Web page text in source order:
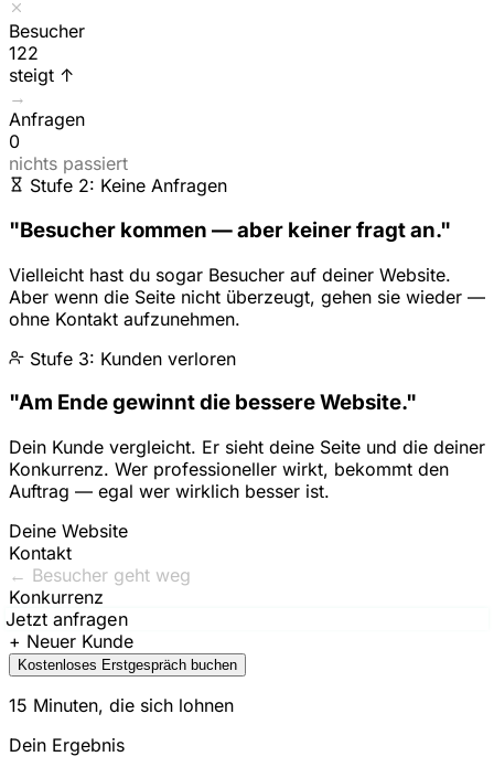
Besucher
156
steigt ↑
→
Anfragen
0
nichts passiert
Stufe 2: Keine Anfragen
"Besucher kommen — aber keiner fragt an."
Vielleicht hast du sogar Besucher auf deiner Website.
Aber wenn die Seite nicht überzeugt, gehen sie wieder —
ohne Kontakt aufzunehmen.
Stufe 3: Kunden verloren
"Am Ende gewinnt die bessere Website."
Dein Kunde vergleicht. Er sieht deine Seite und die deiner
Konkurrenz. Wer professioneller wirkt, bekommt den
Auftrag — egal wer wirklich besser ist.
Deine Website
Kontakt
← Besucher geht weg
Konkurrenz
Jetzt anfragen
Kostenloses Erstgespräch buchen
15 Minuten, die sich lohnen
Dein Ergebnis